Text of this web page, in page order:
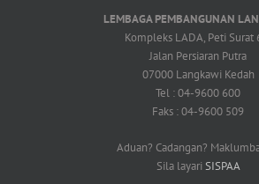
LEMBAGA PEMBANGUNAN
Kompleks LADA, Peti Surat
Jalan Persiaran Putra
07000 Langkawi Kedah
Tel : 04-9600 600
Faks : 04-9600 509
Aduan? Cadangan?
Sila layari SISPAA